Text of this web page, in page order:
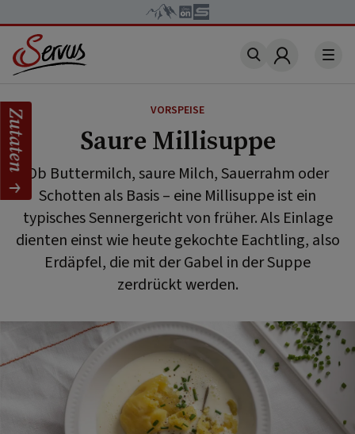
Account
VORSPEISE
Saure Millisuppe
Ob Buttermilch, saure Milch, Sauerrahm oder
Schotten als Basis – eine Millisuppe ist ein
typisches Sennergericht von früher. Als Einlage
dienten einst wie heute gekochte Eachtling, also
Erdäpfel, die mit der Gabel in der Suppe
zerdrückt werden.
Zutaten